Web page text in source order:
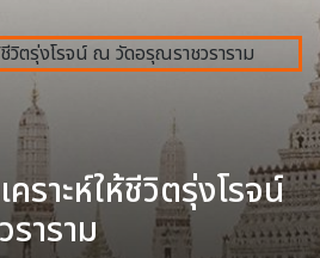
คราะห์ให้ชีวิตรุ่งโรจน์
าราม